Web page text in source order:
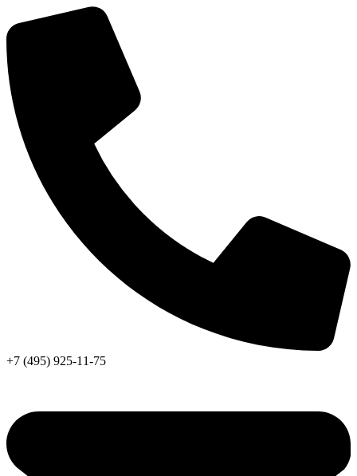
+7 (495) 925-11-75